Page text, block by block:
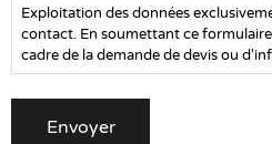
Exploitation des données
contact. En soumettant ce
cadre de la demande de devis ou